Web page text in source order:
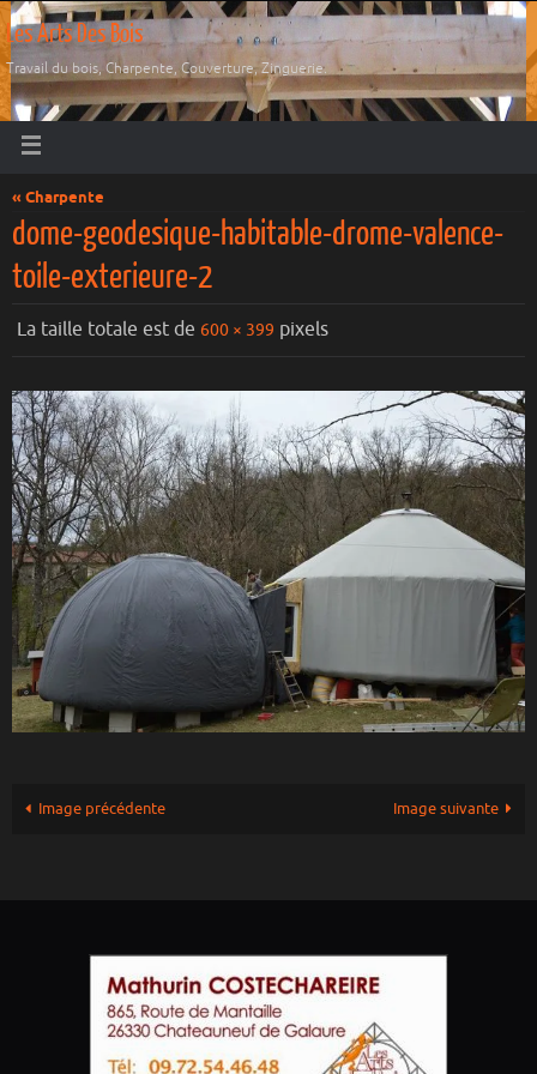
Les Arts Des Bois
Travail du bois, Charpente, Couverture, Zinguerie.
« Charpente
dome-geodesique-habitable-drome-valence-
toile-exterieure-2
La taille totale est de 600 × 399 pixels
Image précédente Image suivante